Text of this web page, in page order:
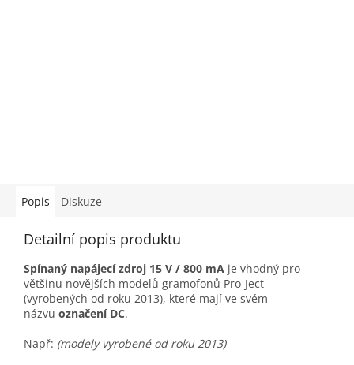
Popis Diskuze
Detailní popis produktu
Spínaný napájecí zdroj 15 V / 800 mA je vhodný pro
většinu novějších modelů gramofonů Pro-Ject
(vyrobených od roku 2013), které mají ve svém
názvu označení DC.
Např: (modely vyrobené od roku 2013)